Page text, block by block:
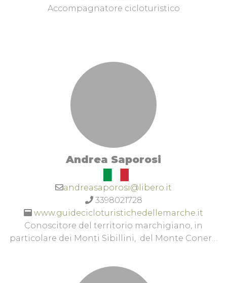
Accompagnatore cicloturistico
Andrea Saporosi
andreasaporosi@libero.it
3398021728
www.guidecicloturistichedellemarche.it
Conoscitore del territorio marchigiano, in
particolare dei Monti Sibillini, del Monte Conero
Marche, maestro istruttore categorie